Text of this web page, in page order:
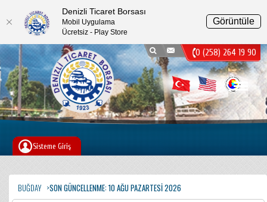
0 (258) 264 19 90
Sisteme Giriş
BUĞDAY SON GÜNCELLENME: 10 AĞU PAZARTESI 2026
Menu
Denizli Ticaret Borsası
Mobil Uygulama
Ücretsiz - Play Store
Görüntüle